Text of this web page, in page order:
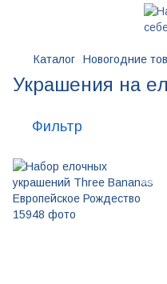
Каталог Новогодние
Украшения на
Фильтр